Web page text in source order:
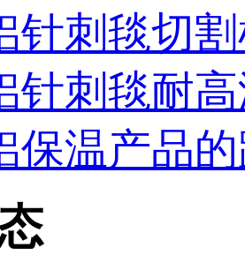
针刺毯切
针刺毯耐
保温产品